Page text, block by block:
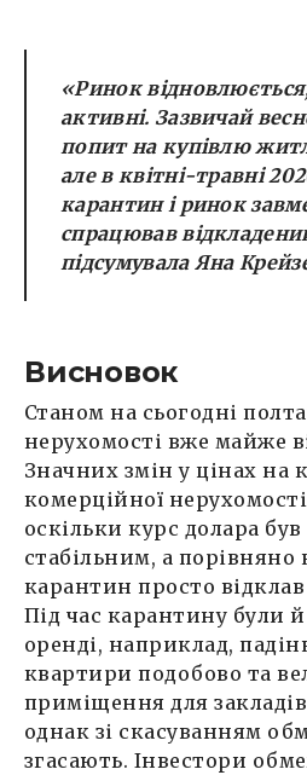
«Ринок
активні. Зазвичай
попит на купівлю
але в квітні-травні
карантин і ринок
спрацював
підсумувала Яна
Висновок
Станом на сьогодні
нерухомості вже майже
Значних змін у цінах на
комерційної
оскільки курс долара
стабільним, а порівняно
карантин просто
Під час карантину були
оренді, наприклад,
квартири подобово та
приміщення для
однак зі скасуванням
згасають. Інвестори